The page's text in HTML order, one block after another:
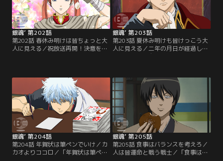
銀魂’ 第202話
第202話 春休み明けは皆ちょっと大
人に見える／祝放送再開！決意を新
るで別人に変貌した銀時と神楽だっ
た。己の知らぬ間にここでは二年の
月日が経っていると知り新八は困惑
する。【提供：バンダイチャンネ
ル】
銀魂’ 第203話
第203話 夏休み明けも皆けっこう大
人に見える／二年の月日が経過した
世界。新八は自分以外何もかもが変
残されていた人物が…真選組の土方
もその一人だ。新八と土方は現状
を、ツッコミというポジションを忘
れてこの世界をボケの飽和状態にし
た自分たちへの罰だとうなだれる。
【提供：バンダイチャンネル】
銀魂’ 第204話
第204話 年賀状は筆ペンでいけ／カ
カオよりココロ／「年賀状は筆ペン
銀魂’ 第205話
第205話 食事はバランスを考えろ／
人は皆運命と戦う戦士／「食事はバ